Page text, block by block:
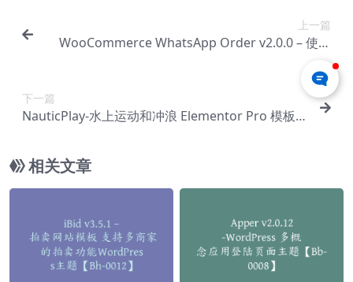
上一篇
WooCommerce WhatsApp Order v2.0.0 – 使用
下一篇
NauticPlay-水上运动和冲浪 Elementor Pro 模板
相关文章